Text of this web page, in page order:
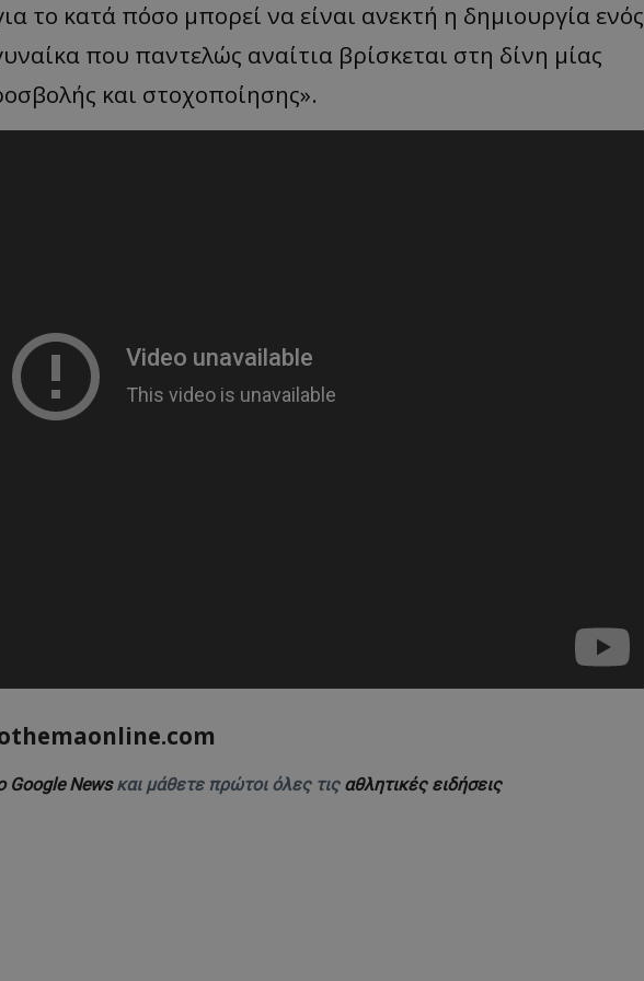
το κατά πόσο μπορεί να είναι ανεκτή η δημιουργία ενός
που παντελώς αναίτια βρίσκεται στη δίνη μίας
και στοχοποίησης».
Google Newsκαι μάθετε πρώτοι όλες τις αθλητικές ειδήσεις